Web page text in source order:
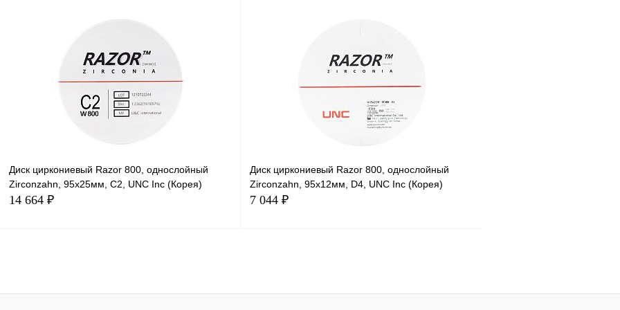
Недоступно
Диск циркониевый Razor 800, однослойный
Zirconzahn, 95х25мм, C2, UNC Inc (Корея)
14 664 ₽
Диск циркониевый Razor 800, однослойный
Zirconzahn, 95х12мм, D4, UNC Inc (Корея)
7 044 ₽